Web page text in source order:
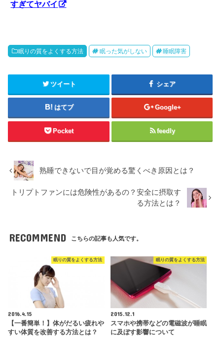
すぎてヤバイ
眠りの質をよくする方法 眠った気がしない 睡眠障害
ツイート シェア
はてブ Google+
Pocket feedly
熟睡できないで目が覚める驚くべき原因とは？
トリプトファンには危険性があるの？安全に摂取す
る方法とは？
RECOMMEND こちらの記事も人気です。
眠りの質をよくする方法
2016.4.15
【一番簡単！】体がだるい疲れや
すい体質を改善する方法とは？
眠りの質をよくする方法
2015.12.1
スマホや携帯などの電磁波が睡眠
に及ぼす影響について